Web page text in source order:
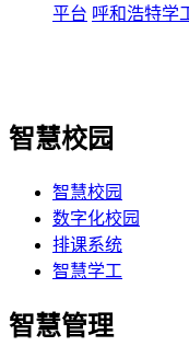
平台 呼和浩特学
智慧校园
智慧校园
数字化校园
排课系统
智慧学工
智慧管理